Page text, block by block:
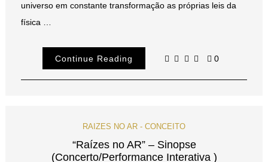
universo em constante transformação as próprias leis da
física …
Continue Reading 0
RAIZES NO AR - CONCEITO
“Raízes no AR” – Sinopse
(Concerto/Performance Interativa )